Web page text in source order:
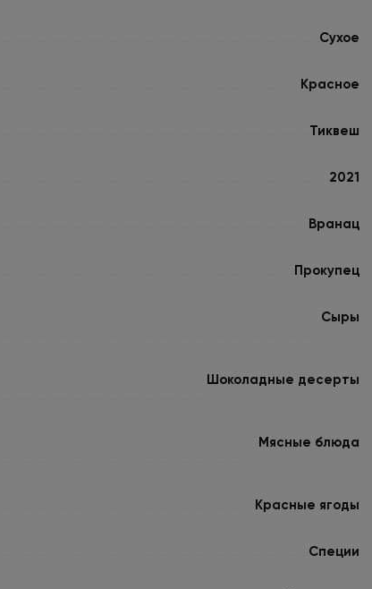
Сухое
Красное
Тиквеш
2021
Вранац
Прокупец
Сыры
Шоколадные десерты
Мясные блюда
Красные ягоды
Специи